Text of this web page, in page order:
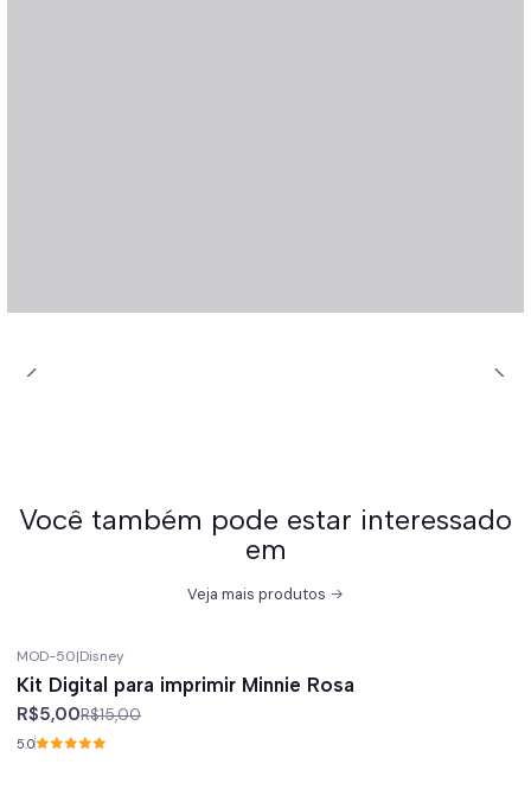
Você também pode estar interessado
em
Veja mais produtos
MOD-50|Disney
Kit Digital para imprimir Minnie Rosa
R$5,00R$15,00
5.0